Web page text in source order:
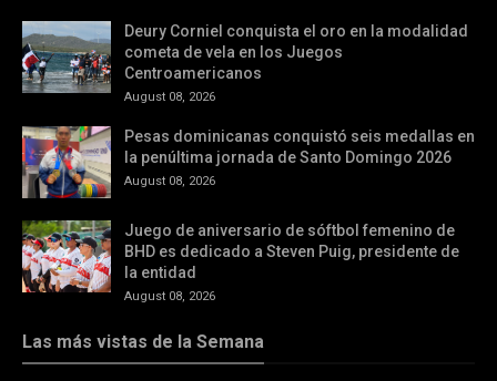
Deury Corniel conquista el oro en la modalidad
cometa de vela en los Juegos
Centroamericanos
August 08, 2026
Pesas dominicanas conquistó seis medallas en
la penúltima jornada de Santo Domingo 2026
August 08, 2026
Juego de aniversario de sóftbol femenino de
BHD es dedicado a Steven Puig, presidente de
la entidad
August 08, 2026
Las más vistas de la Semana